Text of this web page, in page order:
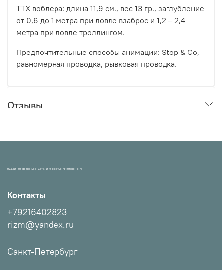
ТТХ воблера: длина 11,9 см., вес 13 гр., заглубление
от 0,6 до 1 метра при ловле взаброс и 1,2 – 2,4
метра при ловле троллингом.
Предпочтительные способы анимации: Stop & Go,
равномерная проводка, рывковая проводка.
Отзывы
МАГАЗИН ПРОВЕРЕННЫХ СНАСТЕЙ И УЛОВИСТЫХ ПРИМАНОК НХНЧ!
Контакты
+79216402823
rizm@yandex.ru
Санкт-Петербург